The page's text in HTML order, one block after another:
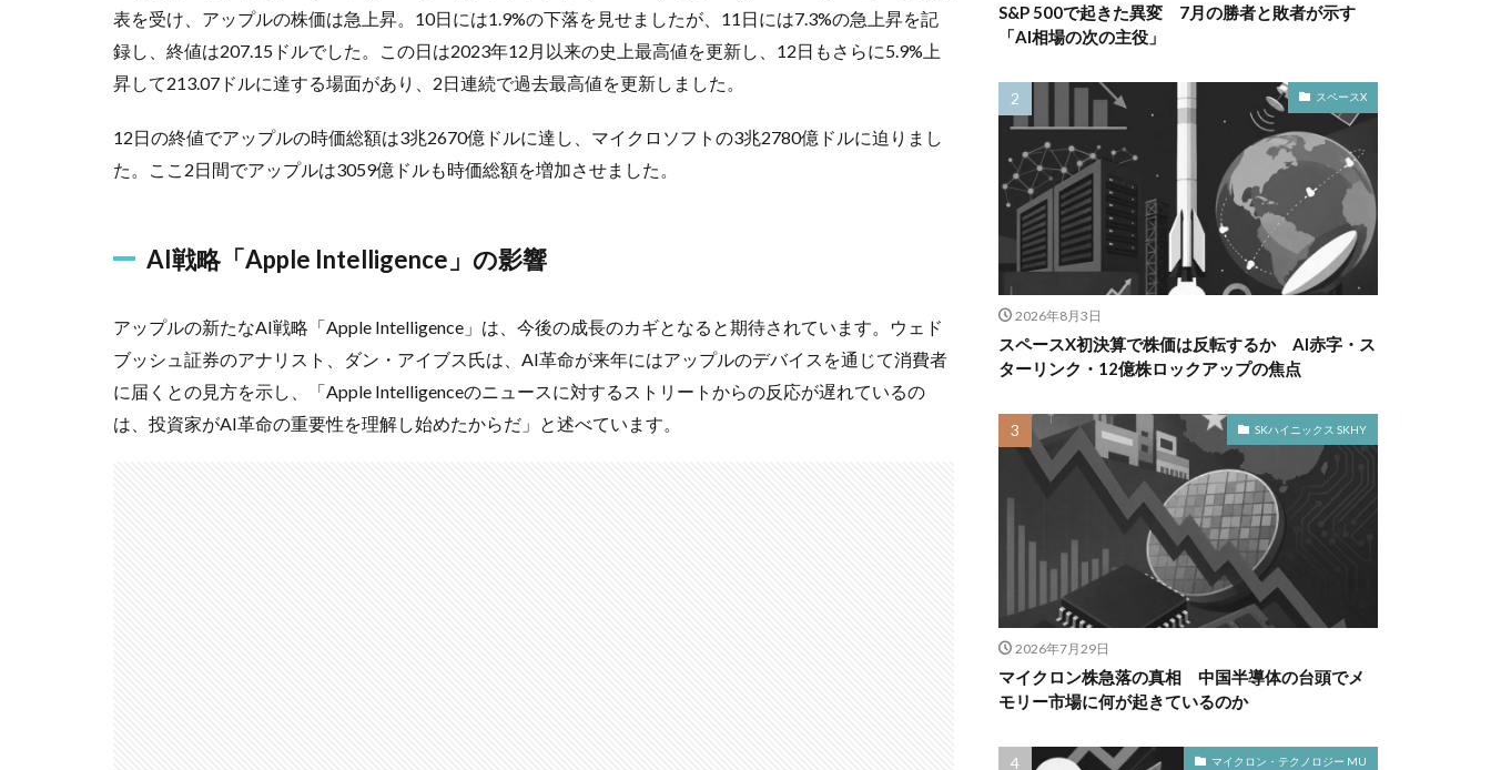
表を受け、アップルの株価は急上昇。10日には1.9%の下落を見せましたが、11日には7.3%の急上昇を記
録し、終値は207.15ドルでした。この日は2023年12月以来の史上最高値を更新し、12日もさらに5.9%上
昇して213.07ドルに達する場面があり、2日連続で過去最高値を更新しました。
12日の終値でアップルの時価総額は3兆2670億ドルに達し、マイクロソフトの3兆2780億ドルに迫りまし
た。ここ2日間でアップルは3059億ドルも時価総額を増加させました。
AI戦略「Apple Intelligence」の影響
アップルの新たなAI戦略「Apple Intelligence」は、今後の成長のカギとなると期待されています。ウェド
ブッシュ証券のアナリスト、ダン・アイブス氏は、AI革命が来年にはアップルのデバイスを通じて消費者
に届くとの見方を示し、「Apple Intelligenceのニュースに対するストリートからの反応が遅れているの
は、投資家がAI革命の重要性を理解し始めたからだ」と述べています。
S&P 500で起きた異変 7月の勝者と敗者が示す
「AI相場の次の主役」
スペースX
2026年8月3日
スペースX初決算で株価は反転するか AI赤字・ス
ターリンク・12億株ロックアップの焦点
SKハイニックス SKHY
2026年7月29日
マイクロン株急落の真相 中国半導体の台頭でメ
モリー市場に何が起きているのか
マイクロン・テクノロジー MU